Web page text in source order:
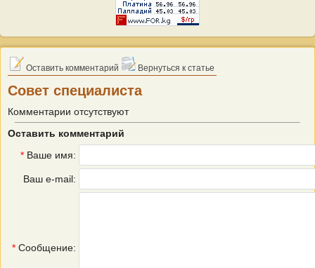
Оставить комментарий Вернуться к статье
Совет специалиста
Комментарии отсутствуют
Оставить комментарий
* Ваше имя:
Ваш e-mail:
* Сообщение: